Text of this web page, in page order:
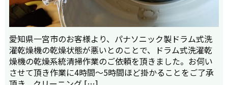
愛知県一宮市のお客様より、パナソニック製ドラム式洗
濯乾燥機の乾燥状態が悪いとのことで、ドラム式洗濯乾
燥機の乾燥系統清掃作業のご依頼を頂きました。お伺い
させて頂き作業に4時間～5時間ほど掛かることをご了承